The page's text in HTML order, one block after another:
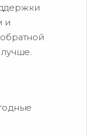
и
лучше.